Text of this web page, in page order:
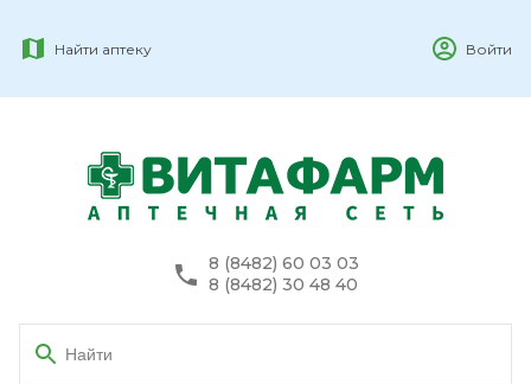
Найти аптеку Войти
8 (8482) 60 03 03
8 (8482) 30 48 40